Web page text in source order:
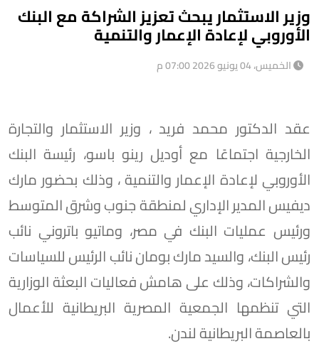
وزير الاستثمار يبحث تعزيز الشراكة مع البنك
الأوروبي لإعادة الإعمار والتنمية
الخميس، 04 يونيو 2026 07:00 م
عقد الدكتور محمد فريد ، وزير الاستثمار والتجارة
الخارجية اجتماعًا مع أوديل رينو باسو، رئيسة البنك
الأوروبي لإعادة الإعمار والتنمية ، وذلك بحضور مارك
ديفيس المدير الإداري لمنطقة جنوب وشرق المتوسط
ورئيس عمليات البنك في مصر، وماتيو باتروني نائب
رئيس البنك، والسيد مارك بومان نائب الرئيس للسياسات
والشراكات، وذلك على هامش فعاليات البعثة الوزارية
التي تنظمها الجمعية المصرية البريطانية للأعمال
بالعاصمة البريطانية لندن.